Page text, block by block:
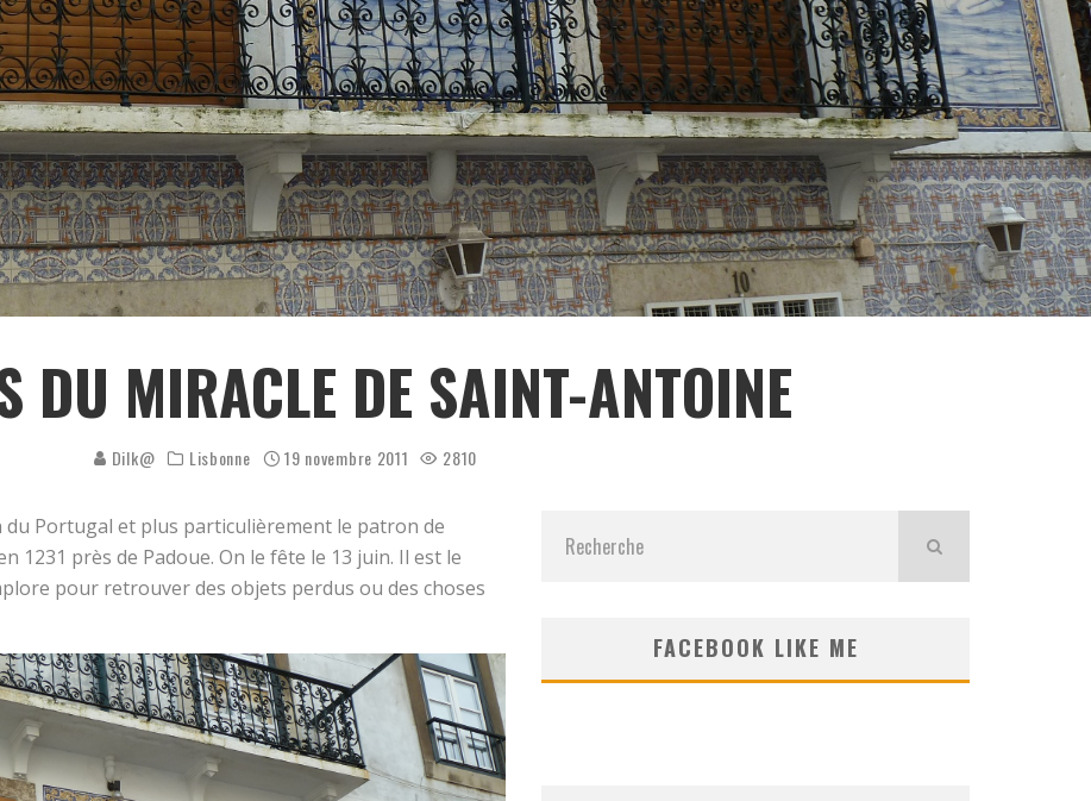
DU MIRACLE DE SAINT-ANTOINE
Dilk@ Lisbonne 19 novembre 2011 2810
Portugal et plus particulièrement le patron de
1231 près de Padoue. On le fête le 13 juin. Il est le
pour retrouver des objets perdus ou des choses
FACEBOOK LIKE ME